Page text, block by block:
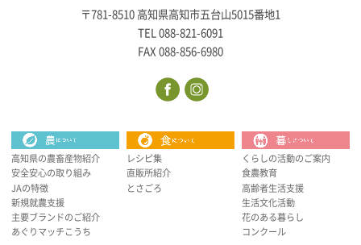
〒781-8510 高知県高知市五台山5015番地1
TEL 088-821-6091
FAX 088-856-6980
高知県の農畜産物紹介
安全安心の取り組み
JAの特徴
新規就農支援
主要ブランドのご紹介
あぐりマッチこうち
レシピ集
直販所紹介
とさごろ
くらしの活動のご案内
食農教育
高齢者生活支援
生活文化活動
花のある暮らし
コンクール